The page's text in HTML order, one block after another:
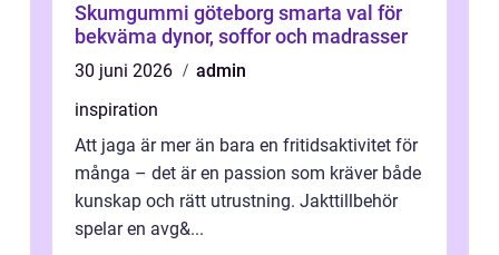
Skumgummi göteborg smarta val för
bekväma dynor, soffor och madrasser
30 juni 2026
admin
inspiration
Att jaga är mer än bara en fritidsaktivitet för
många – det är en passion som kräver både
kunskap och rätt utrustning. Jakttillbehör
spelar en avg&...